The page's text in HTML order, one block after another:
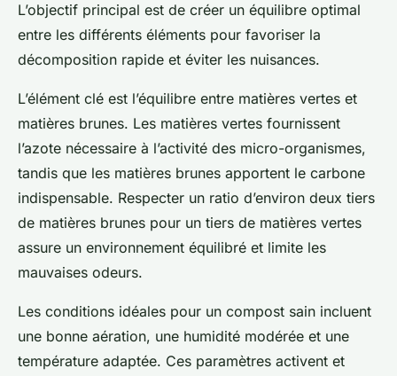
L’objectif principal est de créer un équilibre optimal
entre les différents éléments pour favoriser la
décomposition rapide et éviter les nuisances.
L’élément clé est l’équilibre entre matières vertes et
matières brunes. Les matières vertes fournissent
l’azote nécessaire à l’activité des micro-organismes,
tandis que les matières brunes apportent le carbone
indispensable. Respecter un ratio d’environ deux tiers
de matières brunes pour un tiers de matières vertes
assure un environnement équilibré et limite les
mauvaises odeurs.
Les conditions idéales pour un compost sain incluent
une bonne aération, une humidité modérée et une
température adaptée. Ces paramètres activent et